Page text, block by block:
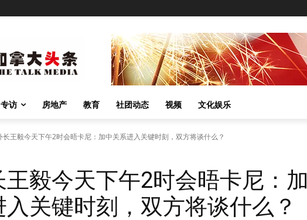
专访 房地产 教育 社团动态 视频 文化娱乐
长王毅今天下午2时会晤卡尼：加中关系进入关键时刻，双方将谈什么？
王毅今天下午2时会晤卡尼：加
关键时刻，双方将谈什么？